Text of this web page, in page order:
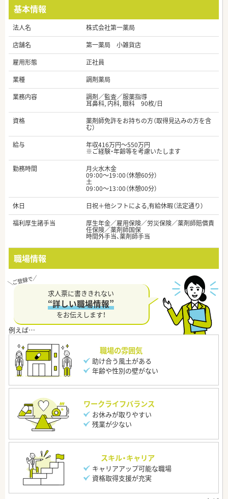
基本情報
法人名
株式会社第一薬局
店舗名
第一薬局 小雑貨店
雇用形態
正社員
業種
調剤薬局
業務内容
調剤／監査／服薬指導
耳鼻科, 内科, 眼科 90枚/日
資格
薬剤師免許をお持ちの方（取得見込みの方を含
む）
給与
年収416万円～550万円
※ご経験・年齢等を考慮いたします
勤務時間
月火水木金
09：00～19：00（休憩60分）
土
09：00～13：00（休憩00分）
休日
日祝＋他シフトによる,有給休暇（法定通り）
福利厚生諸手当
厚生年金／雇用保険／労災保険／薬剤師賠償責
任保険／薬剤師国保
時間外手当、薬剤師手当
職場情報
求人票に書ききれない
“詳しい職場情報”
をお伝えします！
職場の雰囲気
助け合う風土がある
年齢や性別の壁がない
ワークライフバランス
お休みが取りやすい
残業が少ない
スキル・キャリア
キャリアアップ可能な職場
資格取得支援が充実